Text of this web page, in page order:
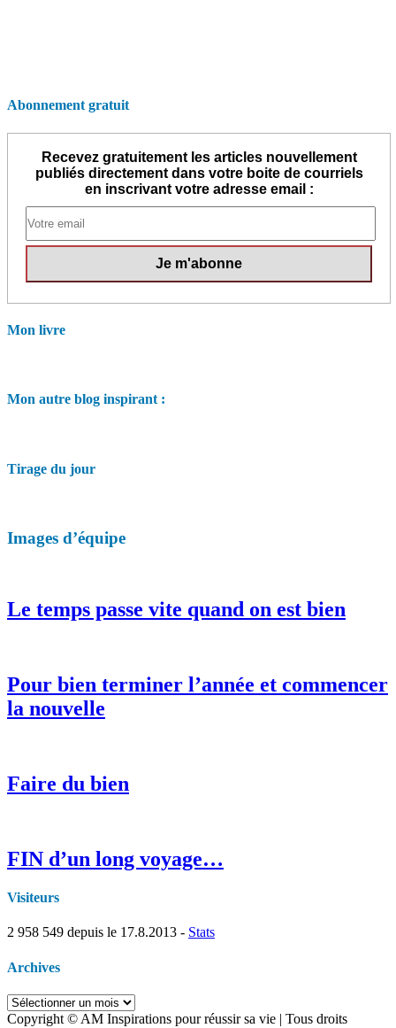
Abonnement gratuit
Recevez gratuitement les articles nouvellement
publiés directement dans votre boite de courriels
en inscrivant votre adresse email :
Mon livre
Mon autre blog inspirant :
Tirage du jour
Images d’équipe
Le temps passe vite quand on est bien
Pour bien terminer l’année et commencer
la nouvelle
Faire du bien
FIN d’un long voyage…
Visiteurs
2 958 549 depuis le 17.8.2013 - Stats
Archives
Archives
Copyright © AM Inspirations pour réussir sa vie | Tous droits